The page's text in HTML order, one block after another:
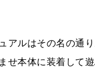
アルはその名の通
せ本体に装着して